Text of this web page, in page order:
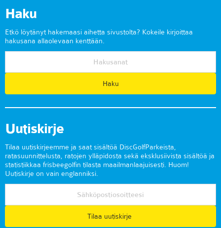
Haku
Etkö löytänyt hakemaasi aihetta sivustolta? Kokeile kirjoittaa
hakusana allaolevaan kenttään.
Uutiskirje
Tilaa uutiskirjeemme ja saat sisältöä DiscGolfParkeista,
ratasuunnittelusta, ratojen ylläpidosta sekä eksklusiivista sisältöä ja
statistiikkaa frisbeegolfin tilasta maailmanlaajuisesti. Huom!
Uutiskirje on vain englanniksi.
Tilaa uutiskirje